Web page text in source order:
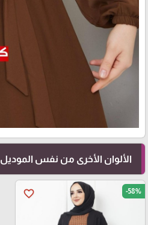
الألوان الأخرى من نفس الموديل
favorite_border -58%